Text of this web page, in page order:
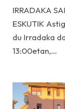
IRRADAKA
ESKUTIK
du Irradaka
13:00etan,…